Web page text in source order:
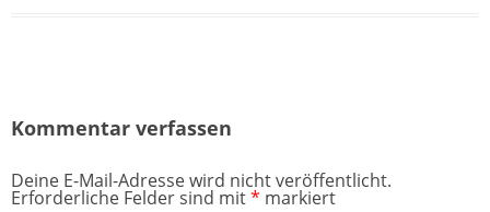
Kommentar verfassen
Deine E-Mail-Adresse wird nicht veröffentlicht.
Erforderliche Felder sind mit* markiert